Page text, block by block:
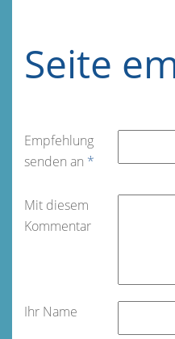
Seite
Empfehlung
senden an *
Mit diesem
Kommentar
Ihr Name